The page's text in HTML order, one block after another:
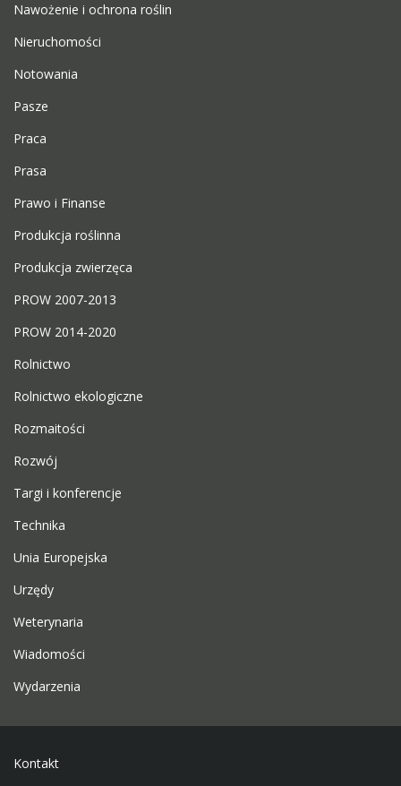
Nawożenie i ochrona roślin
Nieruchomości
Notowania
Pasze
Praca
Prasa
Prawo i Finanse
Produkcja roślinna
Produkcja zwierzęca
PROW 2007-2013
PROW 2014-2020
Rolnictwo
Rolnictwo ekologiczne
Rozmaitości
Rozwój
Targi i konferencje
Technika
Unia Europejska
Urzędy
Weterynaria
Wiadomości
Wydarzenia
Kontakt